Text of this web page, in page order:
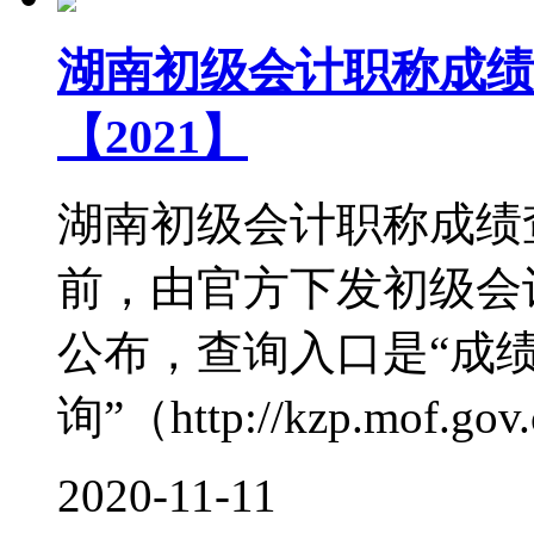
湖南初级会计职称成
【2021】
湖南初级会计职称成
前，由官方下发初级
公布，查询入口是“成
询”（http://
2020-11-11